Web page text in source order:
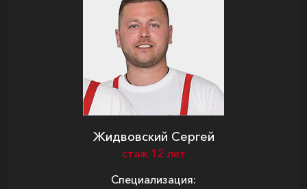
Жидвовский Сергей
стаж 12 лет
Специализация: